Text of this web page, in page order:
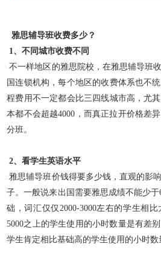
雅思辅导班收费多少？
1、不同城市收费不同
不一样地区的雅思院校，在雅思辅导班
国连锁机构，每个地区的收费体系也不
程费用不一定都会比三四线城市高，尤
本都不会超越4000，而真正拉开价格差
分班。
2、看学生英语水平
雅思辅导班价钱得要多少钱，直观的影
子。一般说来出国需要雅思成绩不能少
础，词汇仅仅2000-3000左右的学生相
5000之上的学生使用的小时数量是有差
学生肯定相比基础高的学生使用的小时数